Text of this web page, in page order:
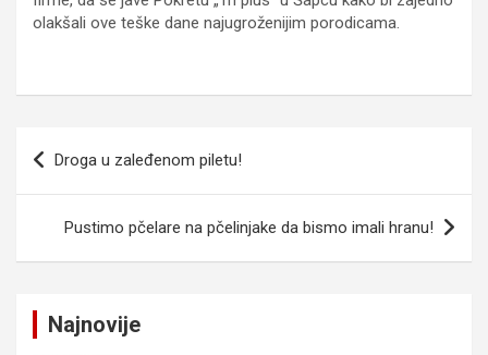
olakšali ove teške dane najugroženijim porodicama.
Kretanje
članka
Droga u zaleđenom piletu!
Pustimo pčelare na pčelinjake da bismo imali hranu!
Najnovije